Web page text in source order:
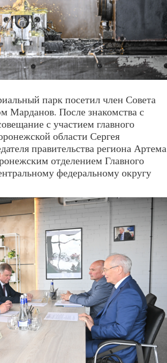
парк посетил член Совета
Марданов. После знакомства с
с участием главного
области Сергея
правительства региона Артема
отделением Главного
федеральному округу